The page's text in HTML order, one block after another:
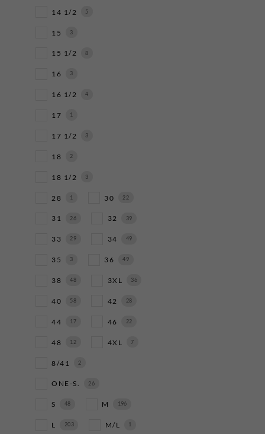
14 1/2 5
15 3
15 1/2 8
16 3
16 1/2 4
17 1
17 1/2 3
18 2
18 1/2 3
28 1 30 22
31 26 32 39
33 29 34 49
35 3 36 49
38 48 3XL 36
40 58 42 28
44 17 46 22
48 12 4XL 7
8/41 2
ONE-S. 26
S 48 M 196
L 203 M/L 1